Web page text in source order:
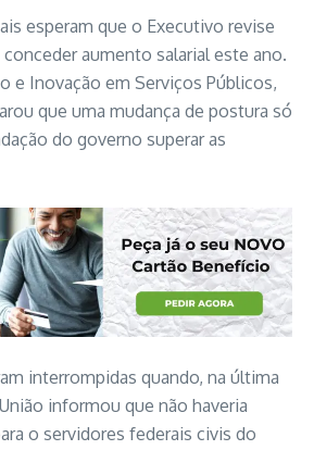
esperam que o Executivo revise
aumento salarial este ano.
e Inovação em Serviços Públicos,
que uma mudança de postura só
do governo superar as
interrompidas quando, na última
informou que não haveria
o servidores federais civis do